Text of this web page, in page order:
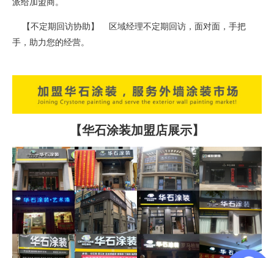
派给加盟商。
【不定期回访协助】 区域经理不定期回访，面对面，手把
手，助力您的经营。
【华石涂装加盟店展示】